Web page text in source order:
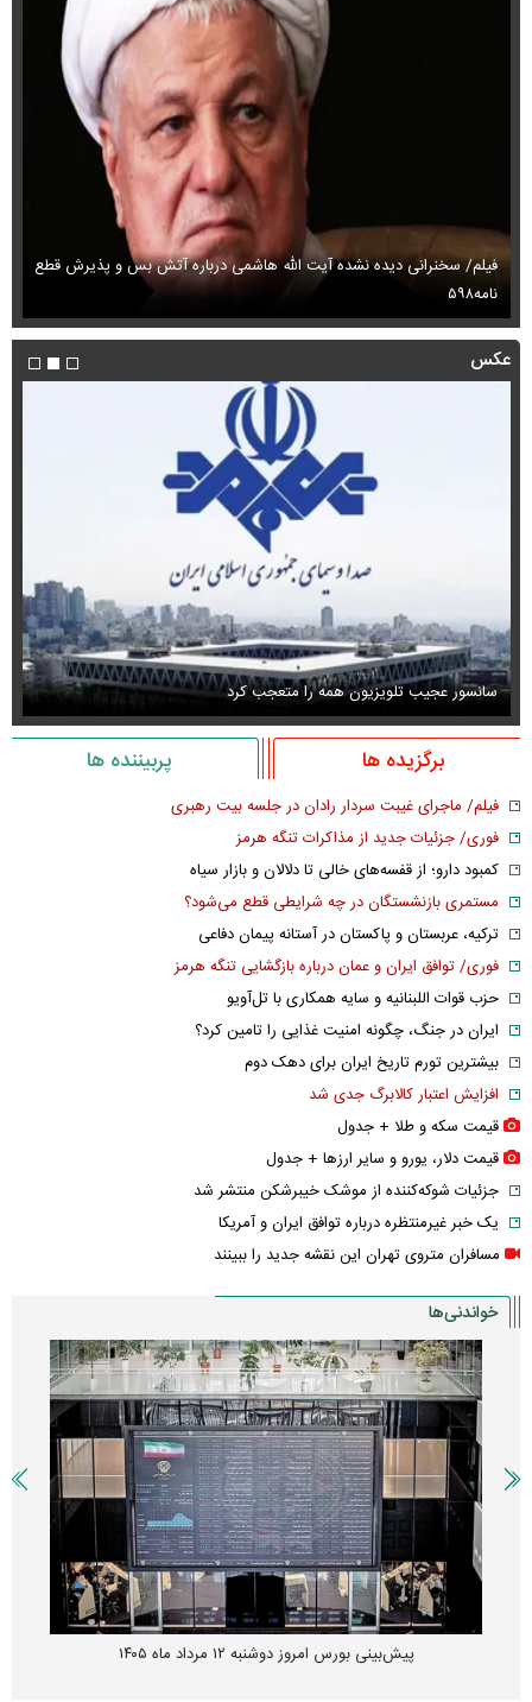
فیلم/ سخنرانی دیده نشده آیت الله هاشمی درباره آتش بس و پذیرش قطع
نامه۵۹۸
عکس
سانسور عجیب تلویزیون همه را متعجب کرد
برگزیده ها پربیننده ها
فیلم/ ماجرای غیبت سردار رادان در جلسه بیت رهبری
فوری/ جزئیات جدید از مذاکرات تنگه هرمز
کمبود دارو؛ از قفسه‌های خالی تا دلالان و بازار سیاه
مستمری بازنشستگان در چه شرایطی قطع می‌شود؟
ترکیه، عربستان و پاکستان در آستانه پیمان دفاعی
فوری/ توافق ایران و عمان درباره بازگشایی تنگه هرمز
حزب قوات اللبنانیه و سایه همکاری با تل‌آویو
ایران در جنگ، چگونه امنیت غذایی را تامین کرد؟
بیشترین تورم تاریخ ایران برای دهک دوم
افزایش اعتبار کالابرگ جدی شد
قیمت سکه و طلا + جدول
قیمت دلار، یورو و سایر ارز‌ها + جدول
جزئیات شوکه‌کننده از موشک خیبرشکن منتشر شد
یک خبر غیرمنتظره درباره توافق ایران و آمریکا
مسافران متروی تهران این نقشه جدید را ببینند
خواندنی‌ها
پیش‌بینی بورس امروز دوشنبه ۱۲ مرداد ماه ۱۴۰۵